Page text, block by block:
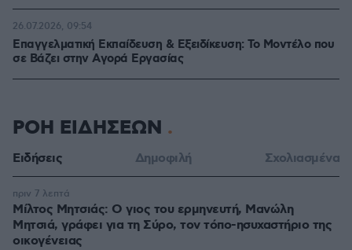
Επαγγελματική Εκπαίδευση & Εξειδίκευση: Το Mοντέλο που
σε Bάζει στην Aγορά Eργασίας
26.07.2026, 09:54
ΡΟΗ ΕΙΔΗΣΕΩΝ
Ειδήσεις Δημοφιλή Σχολιασμένα
Μίλτος Μητσιάς: Ο γιος του ερμηνευτή, Μανώλη
Μητσιά, γράφει για τη Σύρο, τον τόπο-ησυχαστήριο της
οικογένειας
πριν 7 λεπτά